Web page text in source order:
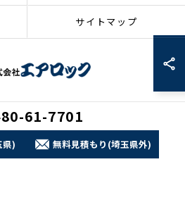
61-7701
県) 無料見積もり(埼玉県外)
サイトマップ
ムなら株式会社エアロック ALL RIGHTS
RESERVED.